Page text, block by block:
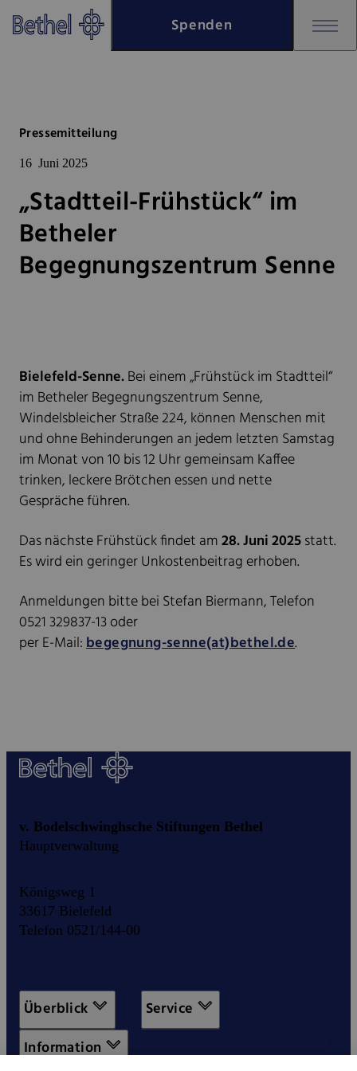
Zum Hauptinhalt springen
Zur Fußzeile springen
Spenden
Pressemitteilung
16 Juni 2025
„Stadtteil-Frühstück“ im
Betheler
Begegnungszentrum Senne
Bielefeld-Senne.Bei einem „Frühstück im Stadtteil“
im Betheler Begegnungszentrum Senne,
Windelsbleicher Straße 224, können Menschen mit
und ohne Behinderungen an jedem letzten Samstag
im Monat von 10 bis 12 Uhr gemeinsam Kaffee
trinken, leckere Brötchen essen und nette
Gespräche führen.
Das nächste Frühstück findet am28. Juni 2025statt.
Es wird ein geringer Unkostenbeitrag erhoben.
Anmeldungen bitte bei Stefan Biermann, Telefon
0521 329837-13 oder
per E-Mail:begegnung-senne(at)bethel.de.
v. Bodelschwinghsche Stiftungen Bethel
Hauptverwaltung
Königsweg 1
33617 Bielefeld
Telefon 0521/144-00
Überblick
Service
Information